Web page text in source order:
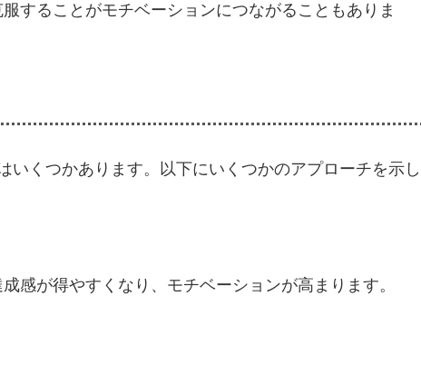
することがモチベーションにつながることもありま
いくつかあります。以下にいくつかのアプローチを示し
感が得やすくなり、モチベーションが高まります。